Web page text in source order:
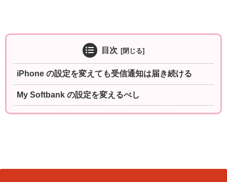
目次
iPhone の設定を変えても受信通知は届き続ける
My Softbank の設定を変えるべし